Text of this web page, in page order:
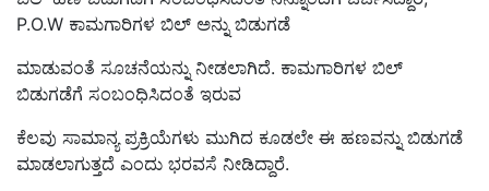
P.O.W ಕಾಮಗಾರಿಗಳ ಬಿಲ್ ಅನ್ನು ಬಿಡುಗಡೆ
ಮಾಡುವಂತೆ ಸೂಚನೆಯನ್ನು ನೀಡಲಾಗಿದೆ. ಕಾಮಗಾರಿಗಳ ಬಿಲ್
ಬಿಡುಗಡೆಗೆ ಸಂಬಂಧಿಸಿದಂತೆ ಇರುವ
ಕೆಲವು ಸಾಮಾನ್ಯ ಪ್ರಕ್ರಿಯೆಗಳು ಮುಗಿದ ಕೂಡಲೇ ಈ ಹಣವನ್ನು ಬಿಡುಗಡೆ
ಮಾಡಲಾಗುತ್ತದೆ ಎಂದು ಭರವಸೆ ನೀಡಿದ್ದಾರೆ.